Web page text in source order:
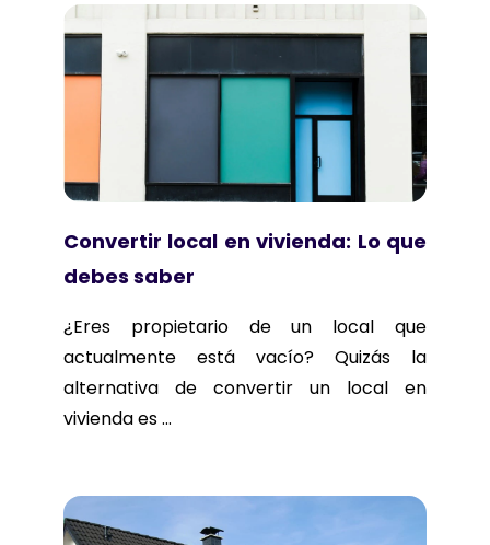
Convertir local en vivienda: Lo que
debes saber
¿Eres propietario de un local que
actualmente está vacío? Quizás la
alternativa de convertir un local en
vivienda es ...